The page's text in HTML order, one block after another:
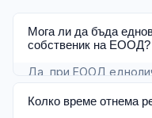
Мога ли да бъда
собственик на ЕООД?
Да, при ЕООД
честата практика.
Колко време отнема